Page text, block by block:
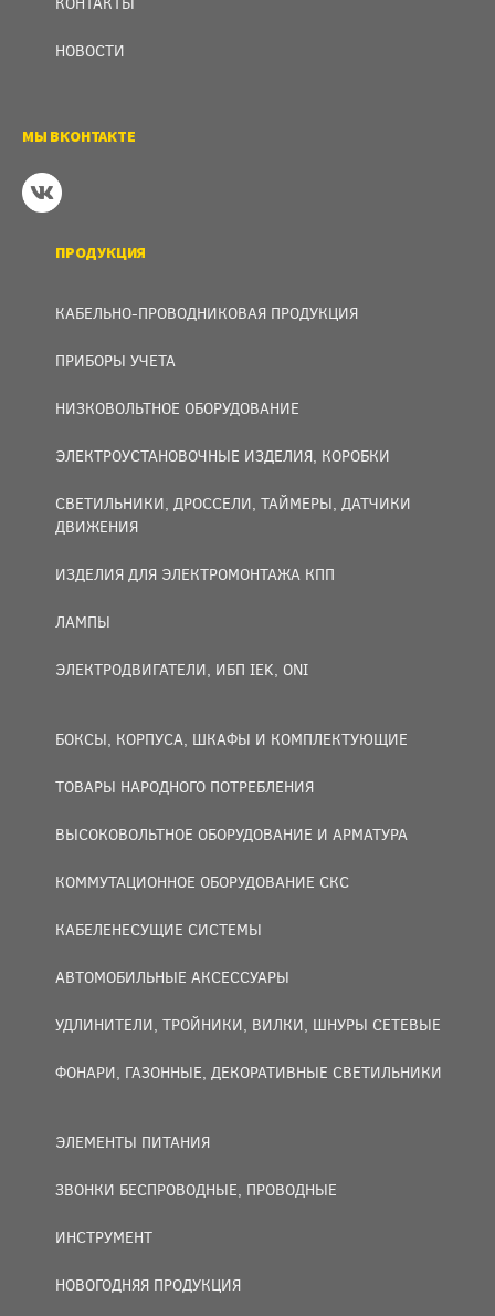
НОВОСТИ
МЫ ВКОНТАКТЕ
ПРОДУКЦИЯ
КАБЕЛЬНО-ПРОВОДНИКОВАЯ ПРОДУКЦИЯ
ПРИБОРЫ УЧЕТА
НИЗКОВОЛЬТНОЕ ОБОРУДОВАНИЕ
ЭЛЕКТРОУСТАНОВОЧНЫЕ ИЗДЕЛИЯ, КОРОБКИ
СВЕТИЛЬНИКИ, ДРОССЕЛИ, ТАЙМЕРЫ, ДАТЧИКИ
ДВИЖЕНИЯ
ИЗДЕЛИЯ ДЛЯ ЭЛЕКТРОМОНТАЖА КПП
ЛАМПЫ
ЭЛЕКТРОДВИГАТЕЛИ, ИБП IEK, ONI
БОКСЫ, КОРПУСА, ШКАФЫ И КОМПЛЕКТУЮЩИЕ
ТОВАРЫ НАРОДНОГО ПОТРЕБЛЕНИЯ
ВЫСОКОВОЛЬТНОЕ ОБОРУДОВАНИЕ И АРМАТУРА
КОММУТАЦИОННОЕ ОБОРУДОВАНИЕ СКС
КАБЕЛЕНЕСУЩИЕ СИСТЕМЫ
АВТОМОБИЛЬНЫЕ АКСЕССУАРЫ
УДЛИНИТЕЛИ, ТРОЙНИКИ, ВИЛКИ, ШНУРЫ СЕТЕВЫЕ
ФОНАРИ, ГАЗОННЫЕ, ДЕКОРАТИВНЫЕ СВЕТИЛЬНИКИ
ЭЛЕМЕНТЫ ПИТАНИЯ
ЗВОНКИ БЕСПРОВОДНЫЕ, ПРОВОДНЫЕ
ИНСТРУМЕНТ
НОВОГОДНЯЯ ПРОДУКЦИЯ